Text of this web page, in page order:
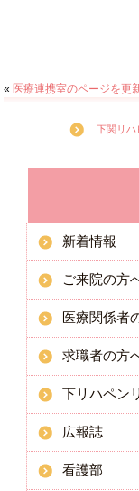
« 医療連携室のページを更
下関リハ
新着情報
ご来院の方
医療関係者
求職者の方
下リハペン
広報誌
看護部